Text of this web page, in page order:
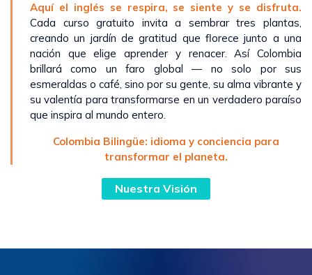
Aquí el inglés se respira, se siente y se disfruta.
Cada curso gratuito invita a sembrar tres plantas,
creando un jardín de gratitud que florece junto a una
nación que elige aprender y renacer. Así Colombia
brillará como un faro global — no solo por sus
esmeraldas o café, sino por su gente, su alma vibrante y
su valentía para transformarse en un verdadero paraíso
que inspira al mundo entero.
Colombia Bilingüe: idioma y conciencia para
transformar el planeta.
Nuestra Visión